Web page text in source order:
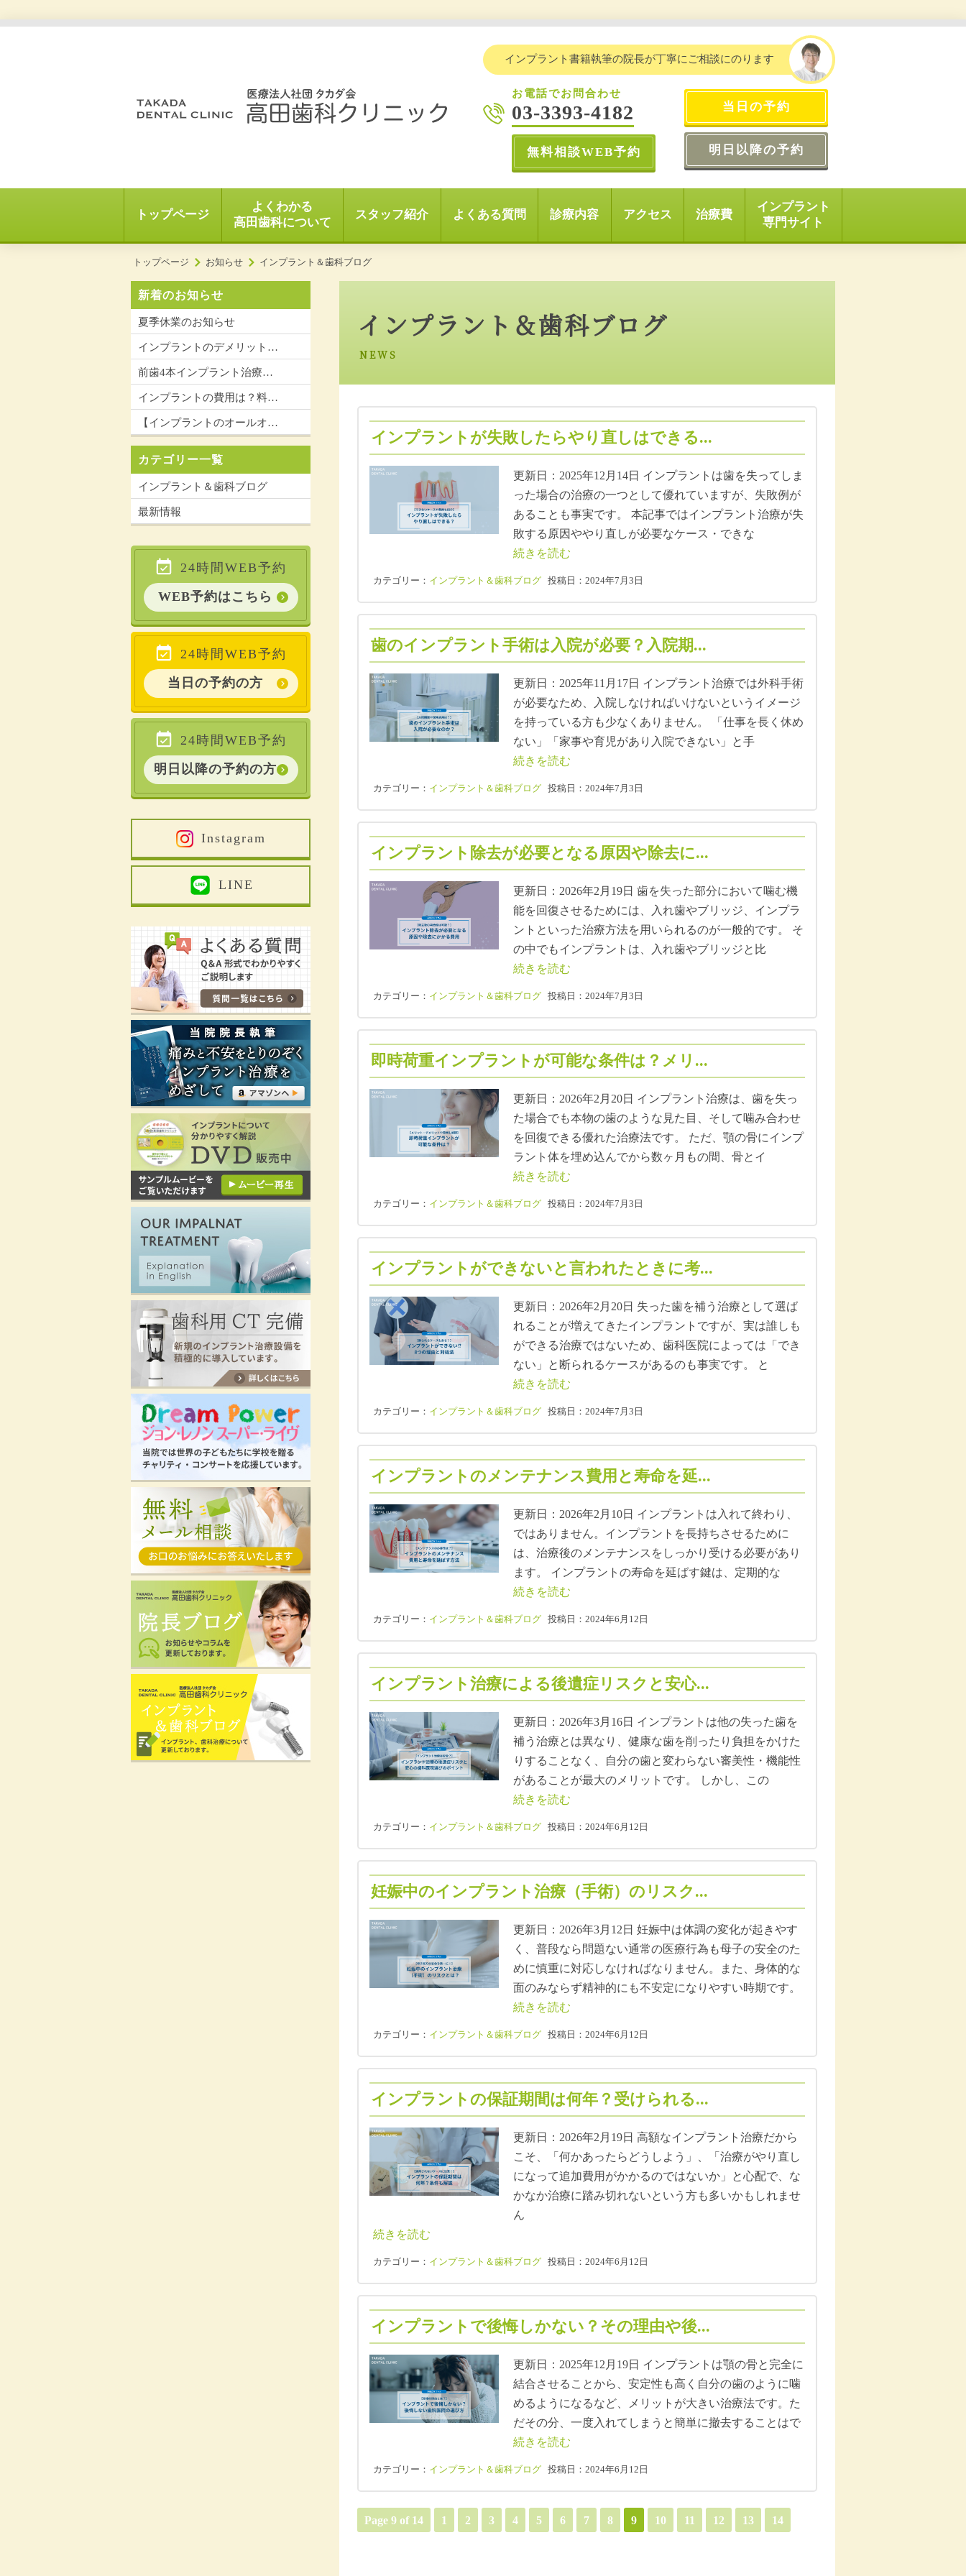
インプラント書籍執筆の院長が丁寧にご相談にのります
お電話でお問合わせ
03-3393-4182
無料相談WEB予約
当日の予約
明日以降の予約
トップページ
よくわかる
高田歯科について
スタッフ紹介 よくある質問 診療内容 アクセス 治療費
インプラント
専門サイト
トップページ お知らせ インプラント＆歯科ブログ
インプラント＆歯科ブログ
NEWS
インプラントが失敗したらやり直しはできる...
更新日：2025年12月14日 インプラントは歯を失ってしま
った場合の治療の一つとして優れていますが、失敗例が
あることも事実です。 本記事ではインプラント治療が失
敗する原因ややり直しが必要なケース・できな
続きを読む
カテゴリー： インプラント＆歯科ブログ 投稿日：2024年7月3日
歯のインプラント手術は入院が必要？入院期...
更新日：2025年11月17日 インプラント治療では外科手術
が必要なため、入院しなければいけないというイメージ
を持っている方も少なくありません。 「仕事を長く休め
ない」「家事や育児があり入院できない」と手
続きを読む
カテゴリー： インプラント＆歯科ブログ 投稿日：2024年7月3日
インプラント除去が必要となる原因や除去に...
更新日：2026年2月19日 歯を失った部分において噛む機
能を回復させるためには、入れ歯やブリッジ、インプラ
ントといった治療方法を用いられるのが一般的です。 そ
の中でもインプラントは、入れ歯やブリッジと比
続きを読む
カテゴリー： インプラント＆歯科ブログ 投稿日：2024年7月3日
即時荷重インプラントが可能な条件は？メリ...
更新日：2026年2月20日 インプラント治療は、歯を失っ
た場合でも本物の歯のような見た目、そして噛み合わせ
を回復できる優れた治療法です。 ただ、顎の骨にインプ
ラント体を埋め込んでから数ヶ月もの間、骨とイ
続きを読む
カテゴリー： インプラント＆歯科ブログ 投稿日：2024年7月3日
インプラントができないと言われたときに考...
更新日：2026年2月20日 失った歯を補う治療として選ば
れることが増えてきたインプラントですが、実は誰しも
ができる治療ではないため、歯科医院によっては「でき
ない」と断られるケースがあるのも事実です。 と
続きを読む
カテゴリー： インプラント＆歯科ブログ 投稿日：2024年7月3日
インプラントのメンテナンス費用と寿命を延...
更新日：2026年2月10日 インプラントは入れて終わり、
ではありません。インプラントを長持ちさせるために
は、治療後のメンテナンスをしっかり受ける必要があり
ます。 インプラントの寿命を延ばす鍵は、定期的な
続きを読む
カテゴリー： インプラント＆歯科ブログ 投稿日：2024年6月12日
インプラント治療による後遺症リスクと安心...
更新日：2026年3月16日 インプラントは他の失った歯を
補う治療とは異なり、健康な歯を削ったり負担をかけた
りすることなく、自分の歯と変わらない審美性・機能性
があることが最大のメリットです。 しかし、この
続きを読む
カテゴリー： インプラント＆歯科ブログ 投稿日：2024年6月12日
妊娠中のインプラント治療（手術）のリスク...
更新日：2026年3月12日 妊娠中は体調の変化が起きやす
く、普段なら問題ない通常の医療行為も母子の安全のた
めに慎重に対応しなければなりません。また、身体的な
面のみならず精神的にも不安定になりやすい時期です。
続きを読む
カテゴリー： インプラント＆歯科ブログ 投稿日：2024年6月12日
インプラントの保証期間は何年？受けられる...
更新日：2026年2月19日 高額なインプラント治療だから
こそ、「何かあったらどうしよう」、「治療がやり直し
になって追加費用がかかるのではないか」と心配で、な
かなか治療に踏み切れないという方も多いかもしれませ
ん
続きを読む
カテゴリー： インプラント＆歯科ブログ 投稿日：2024年6月12日
インプラントで後悔しかない？その理由や後...
更新日：2025年12月19日 インプラントは顎の骨と完全に
結合させることから、安定性も高く自分の歯のように噛
めるようになるなど、メリットが大きい治療法です。た
だその分、一度入れてしまうと簡単に撤去することはで
続きを読む
カテゴリー： インプラント＆歯科ブログ 投稿日：2024年6月12日
Page 9 of 14 1 2 3 4 5 6 7 8 9 10 11 12 13 14
新着のお知らせ
夏季休業のお知らせ
インプラントのデメリット…
前歯4本インプラント治療…
インプラントの費用は？料…
【インプラントのオールオ…
カテゴリー一覧
インプラント＆歯科ブログ
最新情報
24時間WEB予約
WEB予約はこちら
24時間WEB予約
当日の予約の方
24時間WEB予約
明日以降の予約の方
Instagram
LINE